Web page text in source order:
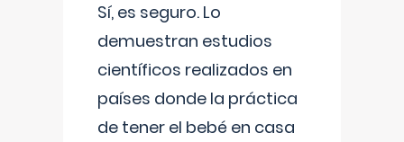
Sí, es seguro. Lo
demuestran estudios
científicos realizados en
países donde la práctica
de tener el bebé en casa